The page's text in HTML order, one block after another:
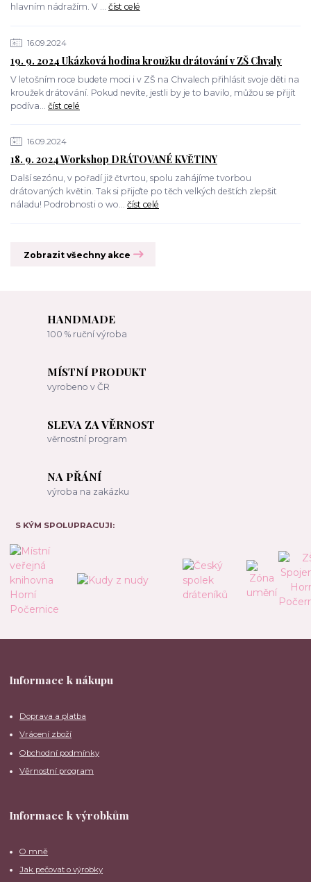
hlavním nádražím. V ... číst celé
16.09.2024
19. 9. 2024 Ukázková hodina kroužku drátování v ZŠ Chvaly
V letošním roce budete moci i v ZŠ na Chvalech přihlásit svoje děti na
kroužek drátování. Pokud nevíte, jestli by je to bavilo, můžou se přijít
podíva... číst celé
16.09.2024
18. 9. 2024 Workshop DRÁTOVANÉ KVĚTINY
Další sezónu, v pořadí již čtvrtou, spolu zahájíme tvorbou
drátovaných květin. Tak si přijďte po těch velkých deštích zlepšit
náladu! Podrobnosti o wo... číst celé
Zobrazit všechny akce
HANDMADE
100 % ruční výroba
MÍSTNÍ PRODUKT
vyrobeno v ČR
SLEVA ZA VĚRNOST
věrnostní program
NA PŘÁNÍ
výroba na zakázku
S KÝM SPOLUPRACUJI:
Informace k nákupu
Doprava a platba
Vrácení zboží
Obchodní podmínky
Věrnostní program
Informace k výrobkům
O mně
Jak pečovat o výrobky